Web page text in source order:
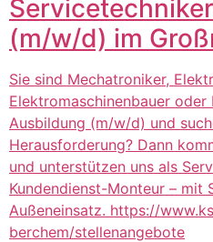
(m/w/d) im
Sie sind Mechatroniker,
Elektromaschinenbauer
Ausbildung (m/w/d) und
Herausforderung? Dann
und unterstützen uns als
Kundendienst-Monteur – mit
Außeneinsatz. https://
berchem/stellenangebote